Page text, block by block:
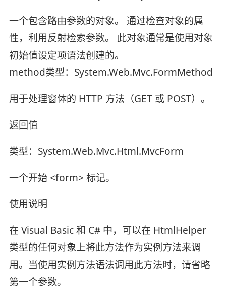
一个包含路由参数的对象。 通过检查对象的属
性，利用反射检索参数。 此对象通常是使用对象
初始值设定项语法创建的。
method类型：System.Web.Mvc.FormMethod
用于处理窗体的 HTTP 方法（GET 或 POST）。
返回值
类型：System.Web.Mvc.Html.MvcForm
一个开始 <form> 标记。
使用说明
在 Visual Basic 和 C# 中，可以在 HtmlHelper
类型的任何对象上将此方法作为实例方法来调
用。当使用实例方法语法调用此方法时，请省略
第一个参数。